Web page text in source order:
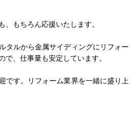
、もちろん応援いたします。
タルから金属サイディングにリフォー
で、仕事量も安定しています。
です。リフォーム業界を一緒に盛り上